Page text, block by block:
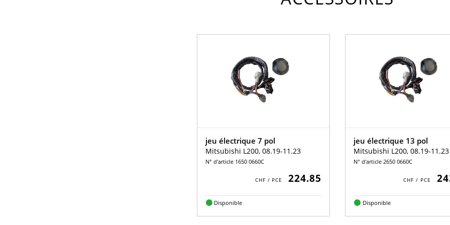
jeu électrique 7 pol
Mitsubishi L200, 08.19-11.23
N° d'article 1650 0660C
224.85
Disponible
jeu électrique 13 pol
Mitsubishi L200, 08.19-11.23
N° d'article 2650 0660C
Disponible